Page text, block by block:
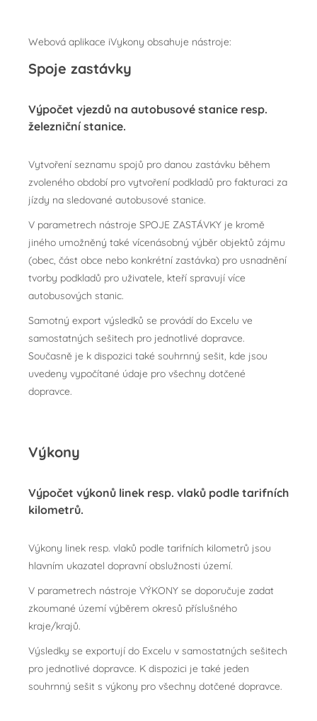
Webová aplikace iVykony obsahuje nástroje:
Spoje zastávky
Výpočet vjezdů na autobusové stanice resp.
železniční stanice.
Vytvoření seznamu spojů pro danou zastávku během
zvoleného období pro vytvoření podkladů pro fakturaci za
jízdy na sledované autobusové stanice.
V parametrech nástroje SPOJE ZASTÁVKY je kromě
jiného umožněný také vícenásobný výběr objektů zájmu
(obec, část obce nebo konkrétní zastávka) pro usnadnění
tvorby podkladů pro uživatele, kteří spravují více
autobusových stanic.
Samotný export výsledků se provádí do Excelu ve
samostatných sešitech pro jednotlivé dopravce.
Současně je k dispozici také souhrnný sešit, kde jsou
uvedeny vypočítané údaje pro všechny dotčené
dopravce.
Výkony
Výpočet výkonů linek resp. vlaků podle tarifních
kilometrů.
Výkony linek resp. vlaků podle tarifních kilometrů jsou
hlavním ukazatel dopravní obslužnosti území.
V parametrech nástroje VÝKONY se doporučuje zadat
zkoumané území výběrem okresů příslušného
kraje/krajů.
Výsledky se exportují do Excelu v samostatných sešitech
pro jednotlivé dopravce. K dispozici je také jeden
souhrnný sešit s výkony pro všechny dotčené dopravce.